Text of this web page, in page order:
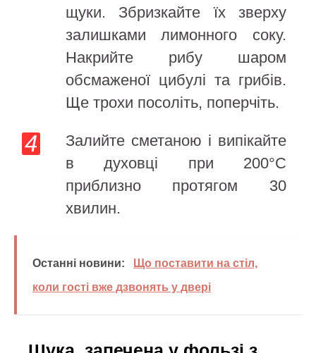
щуки. Збризкайте їх зверху
залишками лимонного соку.
Накрийте рибу шаром
обсмаженої цибулі та грибів.
Ще трохи посоліть, поперчіть.
Залийте сметаною і випікайте
в духовці при 200°С
приблизно протягом 30
хвилин.
Останні новини:
Що поставити на стіл,
коли гості вже дзвонять у двері